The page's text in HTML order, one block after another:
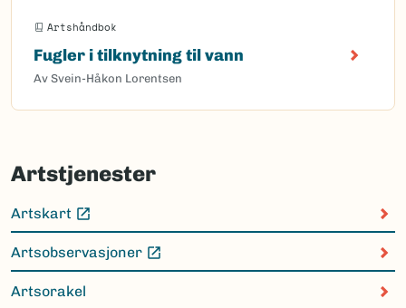
Artshåndbok
Fugler i tilknytning til vann
Av Svein-Håkon Lorentsen
Artstjenester
Artskart
(Ekstern lenke)
Artsobservasjoner
(Ekstern lenke)
Artsorakel